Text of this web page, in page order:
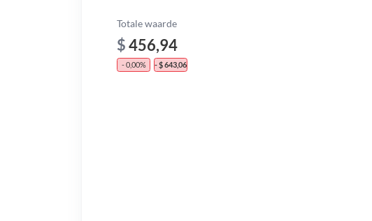
Totale waarde
$456,94
- 0,00% - $ 643,06